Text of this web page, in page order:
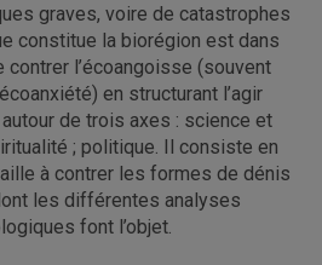
graves, voire de catastrophes
constitue la biorégion est dans
contrer l’écoangoisse (souvent
en structurant l’agir
de trois axes : science et
; politique. Il consiste en
à contrer les formes de dénis
les différentes analyses
font l’objet.